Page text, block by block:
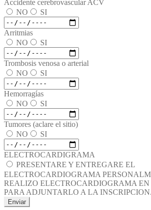
Accidente cerebrovascular ACV
NO
SI
Arritmias
NO
SI
Trombosis venosa o arterial
NO
SI
Hemorragías
NO
SI
Tumores (aclare el sitio)
NO
SI
ELECTROCARDIGRAMA
PRESENTARE Y ENTREGARE EL
ELECTROCARDIOGRAMA
REALIZO ELECTROCARDIOGRAMA
PARA ADJUNTARLO A LA INSCRIPCION.
Enviar